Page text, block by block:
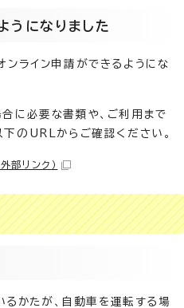
うになりました
ライン申請ができるようにな
に必要な書類や、ご利用まで
のURLからご確認ください。
外部リンク）
かたが、自動車を運転する場